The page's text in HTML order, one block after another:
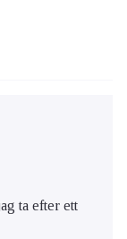
ta efter ett